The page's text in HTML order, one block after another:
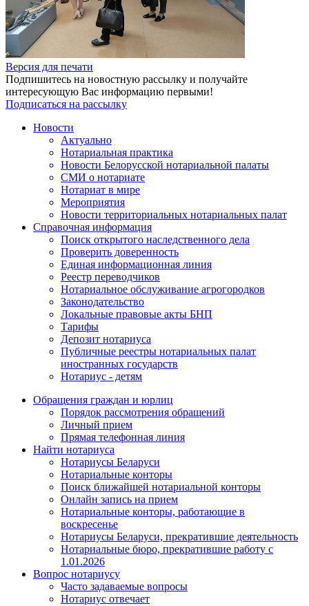
Версия для печати
Подпишитесь на новостную рассылку и получайте
интересующую Вас информацию первыми!
Подписаться на рассылку
Новости
Актуально
Нотариальная практика
Новости Белорусской нотариальной палаты
СМИ о нотариате
Нотариат в мире
Мероприятия
Новости территориальных нотариальных палат
Справочная информация
Поиск открытого наследственного дела
Проверить доверенность
Единая информационная линия
Реестр переводчиков
Нотариальное обслуживание агрогородков
Законодательство
Локальные правовые акты БНП
Тарифы
Депозит нотариуса
Публичные реестры нотариальных палат
иностранных государств
Нотариус - детям
Обращения граждан и юрлиц
Порядок рассмотрения обращений
Личный прием
Прямая телефонная линия
Найти нотариуса
Нотариусы Беларуси
Нотариальные конторы
Поиск ближайшей нотариальной конторы
Онлайн запись на прием
Нотариальные конторы, работающие в
воскресенье
Нотариусы Беларуси, прекратившие деятельность
Нотариальные бюро, прекратившие работу с
1.01.2026
Вопрос нотариусу
Часто задаваемые вопросы
Нотариус отвечает